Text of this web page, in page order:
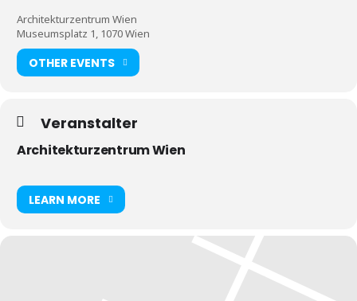
Architekturzentrum Wien
Museumsplatz 1, 1070 Wien
OTHER EVENTS
Veranstalter
Architekturzentrum Wien
LEARN MORE